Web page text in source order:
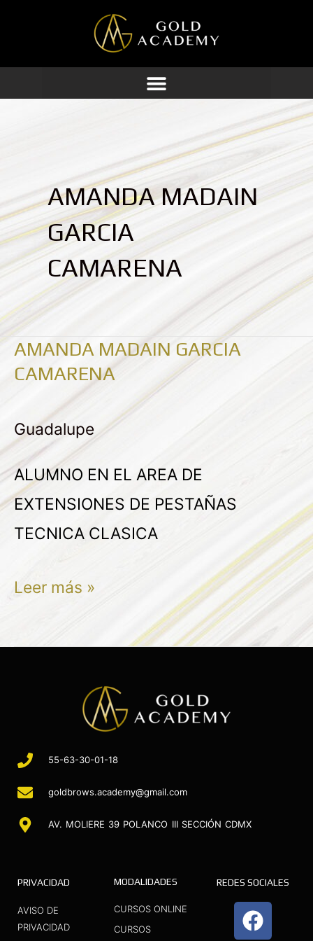
contenido
AMANDA MADAIN
GARCIA
CAMARENA
AMANDA MADAIN GARCIA
CAMARENA
Guadalupe
ALUMNO EN EL AREA DE
EXTENSIONES DE PESTAÑAS
TECNICA CLASICA
AMANDA
MADAIN
GARCIA
CAMARENA
Leer más »
55-63-30-01-18
goldbrows.academy@gmail.com
AV. MOLIERE 39 POLANCO III SECCIÓN CDMX
PRIVACIDAD
AVISO DE
PRIVACIDAD
MODALIDADES
CURSOS ONLINE
CURSOS
REDES SOCIALES
F
a
I
n
Y
o